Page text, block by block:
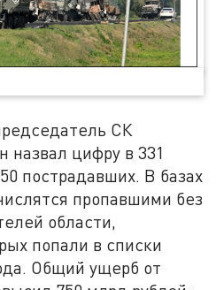
СК
назвал цифру в 331
пострадавших. В базах
пропавшими без
области,
попали в списки
Общий ущерб от